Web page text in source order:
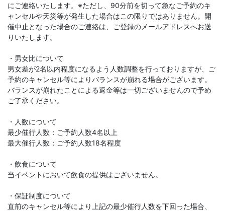
にご連絡いたします。※ただし、90分前を切って急なご予約のキ
ャンセルや天災等が発生した場合はこの限りではありません。開
催中止となった場合のご連絡は、ご登録のメールアドレスへお送
りいたします。
・男女比について
男女差が2名以内程度になるよう人数調整を行っておりますが、ご
予約のキャンセル等によりバランスが崩れる場合がございます。
バランスが崩れたことによる返金等は一切ございませんので予め
ご了承ください。
・人数について
最少催行人数：ご予約人数4名以上
最大催行人数：ご予約人数18名程度
・飲食について
当イベントにおいて飲食の提供はございません。
・保証制度について
直前のキャンセル等により上記の最少催行人数を下回った場合、